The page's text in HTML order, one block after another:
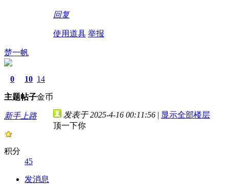
回复
使用道具 举报
楚一帆
0
主题
10
帖子
14
金币
新手上路
积分
45
发消息
发表于 2025-4-16 00:11:56 | 显示全部楼层
顶一下你